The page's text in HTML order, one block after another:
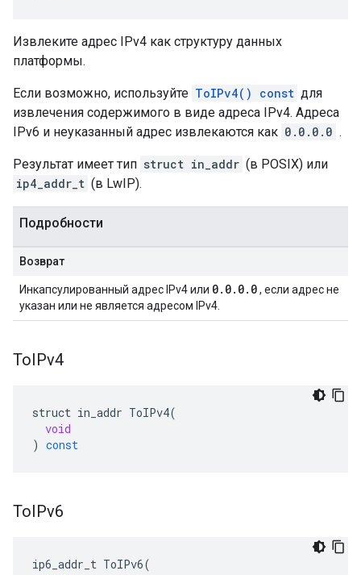
Извлеките адрес IPv4 как структуру данных
платформы.
Если возможно, используйте ToIPv4() const для
извлечения содержимого в виде адреса IPv4. Адреса
IPv6 и неуказанный адрес извлекаются как 0.0.0.0 .
Результат имеет тип struct in_addr (в POSIX) или
ip4_addr_t (в LwIP).
Подробности
Возврат
Инкапсулированный адрес IPv4 или 0.0.0.0, если адрес не
указан или не является адресом IPv4.
ТоIPv4
struct in_addr ToIPv4(
void
) const
ТоIPv6
ip6_addr_t ToIPv6(